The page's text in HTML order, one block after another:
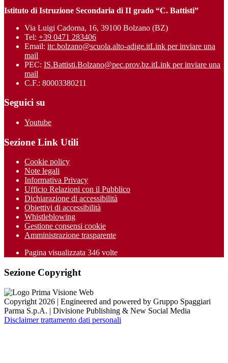
Istituto di Istruzione Secondaria di II grado “C. Battisti”
Via Luigi Cadorna, 16, 39100 Bolzano (BZ)
Tel: +39 0471 283406
Email: itc.bolzano@scuola.alto-adige.itLink per inviare una
mail
PEC: IS.Battisti.Bolzano@pec.prov.bz.itLink per inviare una
mail
C.F.: 80003380211
Seguici su
Youtube
Sezione Link Utili
Cookie policy
Note legali
Informativa Privacy
Ufficio Relazioni con il Pubblico
Dichiarazione di accessibilità
Obiettivi di accessibilità
Whistleblowing
Gestione consensi cookie
Amministrazione trasparente
Pagina visualizzata 346 volte
Sezione Copyright
Copyright 2026 | Engineered and powered by Gruppo Spaggiari
Parma S.p.A. | Divisione Publishing & New Social Media
Disclaimer trattamento dati personali